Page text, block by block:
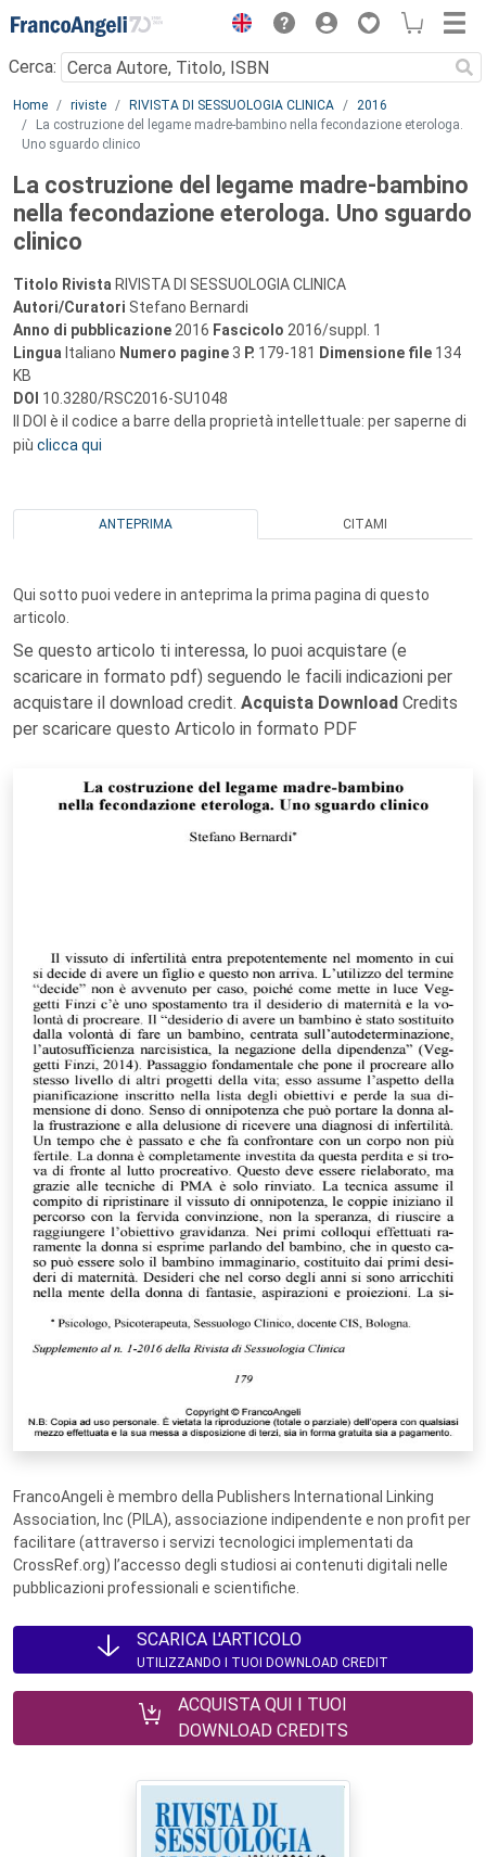
Menu
Cerca:
Main content
Home riviste RIVISTA DI SESSUOLOGIA CLINICA
2016
La costruzione del legame madre-bambino nella fecondazione eterologa.
Uno sguardo clinico
La costruzione del legame madre-bambino
nella fecondazione eterologa. Uno sguardo
clinico
Titolo Rivista RIVISTA DI SESSUOLOGIA CLINICA
Autori/Curatori Stefano Bernardi
Anno di pubblicazione 2016 Fascicolo 2016/suppl. 1
Lingua Italiano Numero pagine 3 P. 179-181 Dimensione file 134
KB
DOI 10.3280/RSC2016-SU1048
Il DOI è il codice a barre della proprietà intellettuale: per saperne di
più clicca qui
ANTEPRIMA CITAMI
Qui sotto puoi vedere in anteprima la prima pagina di questo
articolo.
Se questo articolo ti interessa, lo puoi acquistare (e
scaricare in formato pdf) seguendo le facili indicazioni per
acquistare il download credit. Acquista Download Credits
per scaricare questo Articolo in formato PDF
FrancoAngeli è membro della Publishers International Linking
Association, Inc (PILA), associazione indipendente e non profit per
facilitare (attraverso i servizi tecnologici implementati da
CrossRef.org) l’accesso degli studiosi ai contenuti digitali nelle
pubblicazioni professionali e scientifiche.
SCARICA L'ARTICOLO
UTILIZZANDO I TUOI DOWNLOAD CREDIT
ACQUISTA QUI I TUOI
DOWNLOAD CREDITS